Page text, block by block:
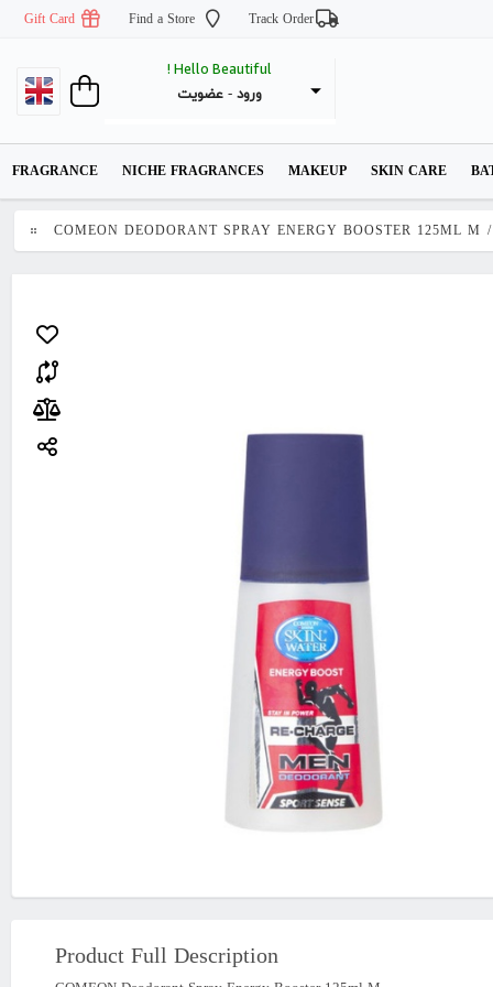
Track Order
Find a Store
Gift Card
Hello Beautiful !
ورود - عضویت
FRAGRANCE NICHE FRAGRANCES MAKEUP SKIN CARE
/
COMEON DEODORANT SPRAY ENERGY BOOSTER 125ML M
Product Full Description